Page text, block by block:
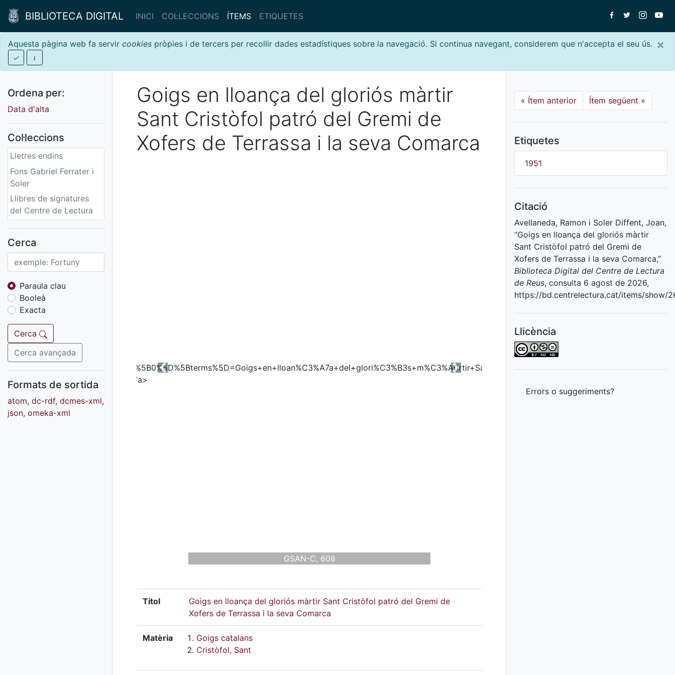
BIBLIOTECA DIGITAL INICI COL·LECCIONS ÍTEMS ETIQUETES
×
Aquesta pàgina web fa servir cookies pròpies i de tercers per recollir dades estadístiques sobre la navegació. Si continua navegant, considerem que n'accepta el seu ús.
Ordena per:
Data d'alta
Col·leccions
Lletres endins
Fons Gabriel Ferrater i
Soler
Llibres de signatures
del Centre de Lectura
Fons sonor de Ràdio
Reus
Cartells
Fons audiovisual
Fons local
Fons sonor
Goigs
Fons fotogràfic
Fons d'art
Cerca
Paraula clau
Booleà
Exacta
Cerca
Cerca avançada
Formats de sortida
atom, dc-rdf, dcmes-xml,
json, omeka-xml
Goigs en lloança del gloriós màrtir
Sant Cristòfol patró del Gremi de
Xofers de Terrassa i la seva Comarca
GSAN-C, 608
Previous Next
Títol
Goigs en lloança del gloriós màrtir Sant Cristòfol patró del Gremi de
Xofers de Terrassa i la seva Comarca
Matèria
Goigs catalans
Cristòfol, Sant
« Ítem anterior Ítem següent »
Etiquetes
1951
Citació
Avellaneda, Ramon i Soler Diffent, Joan,
“Goigs en lloança del gloriós màrtir
Sant Cristòfol patró del Gremi de
Xofers de Terrassa i la seva Comarca,”
Biblioteca Digital del Centre de Lectura
de Reus, consulta 6 agost de 2026,
https://bd.centrelectura.cat/items/show/
Llicència
Errors o suggeriments?